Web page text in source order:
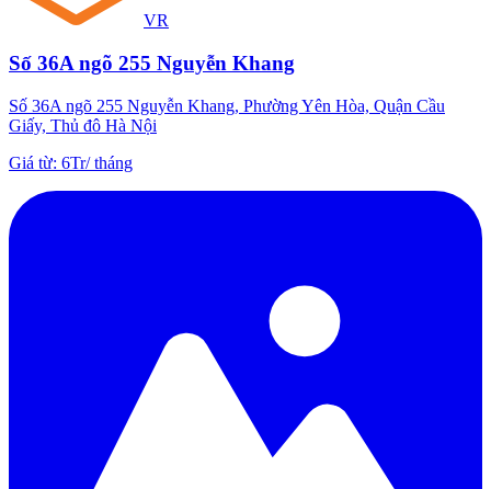
VR
Số 36A ngõ 255 Nguyễn Khang
Số 36A ngõ 255 Nguyễn Khang, Phường Yên Hòa, Quận Cầu
Giấy, Thủ đô Hà Nội
Giá từ: 6Tr/tháng